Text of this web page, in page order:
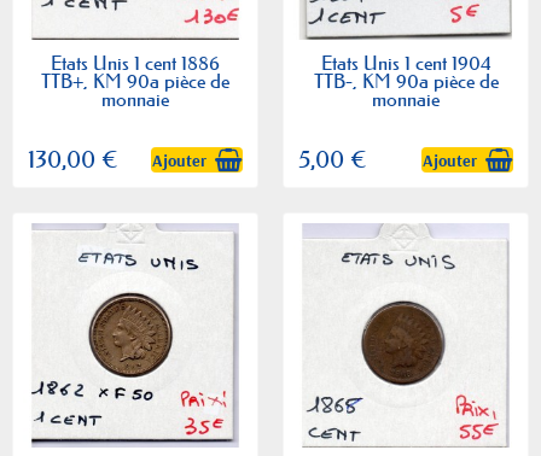
Etats Unis 1 cent 1886
TTB+, KM 90a pièce de
monnaie
130,00 € Ajouter
Etats Unis 1 cent 1904
TTB-, KM 90a pièce de
monnaie
5,00 € Ajouter